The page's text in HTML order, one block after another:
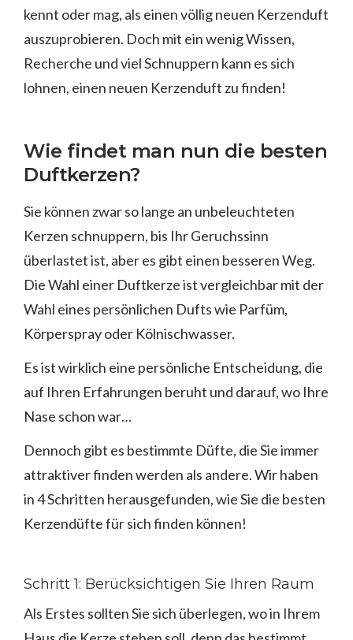
kennt oder mag, als einen völlig neuen Kerzenduft
auszuprobieren. Doch mit ein wenig Wissen,
Recherche und viel Schnuppern kann es sich
lohnen, einen neuen Kerzenduft zu finden!
Wie findet man nun die besten
Duftkerzen?
Sie können zwar so lange an unbeleuchteten
Kerzen schnuppern, bis Ihr Geruchssinn
überlastet ist, aber es gibt einen besseren Weg.
Die Wahl einer Duftkerze ist vergleichbar mit der
Wahl eines persönlichen Dufts wie Parfüm,
Körperspray oder Kölnischwasser.
Es ist wirklich eine persönliche Entscheidung, die
auf Ihren Erfahrungen beruht und darauf, wo Ihre
Nase schon war…
Dennoch gibt es bestimmte Düfte, die Sie immer
attraktiver finden werden als andere. Wir haben
in 4 Schritten herausgefunden, wie Sie die besten
Kerzendüfte für sich finden können!
Schritt 1: Berücksichtigen Sie Ihren Raum
Als Erstes sollten Sie sich überlegen, wo in Ihrem